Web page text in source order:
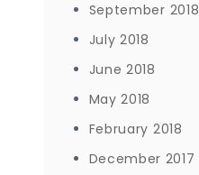
September 2018
July 2018
June 2018
May 2018
February 2018
December 2017